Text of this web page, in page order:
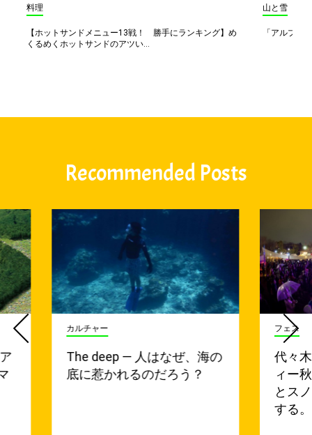
料理
【ホットサンドメニュー13戦！ 勝手にランキング】め
くるめくホットサンドのアツい...
山と雪
「アルプス
Recommended Posts
カルチャー
The deep — 人はなぜ、海の
底に惹かれるのだろう？
フェス
代々
ィー
とス
する。